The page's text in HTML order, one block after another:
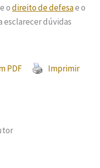
odireito de defesae o
esclarecer dúvidas
PDF Imprimir